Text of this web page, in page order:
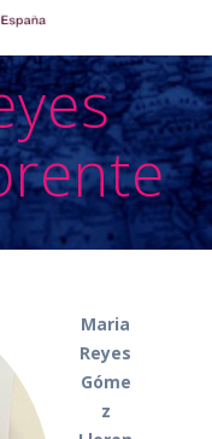
Maria
Reyes
Góme
z